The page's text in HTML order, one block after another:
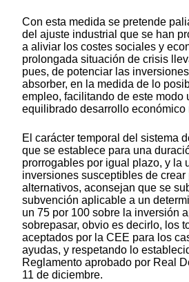
Con esta medida se pretende
del ajuste industrial que se han
a aliviar los costes sociales y
prolongada situación de crisis
pues, de potenciar las
absorber, en la medida de lo
empleo, facilitando de este modo
equilibrado desarrollo económico
El carácter temporal del sistema
que se establece para una
prorrogables por igual plazo, y la
inversiones susceptibles de
alternativos, aconsejan que se
subvención aplicable a un
un 75 por 100 sobre la inversión
sobrepasar, obvio es decirlo, los
aceptados por la CEE para los
ayudas, y respetando lo
Reglamento aprobado por Real
11 de diciembre.